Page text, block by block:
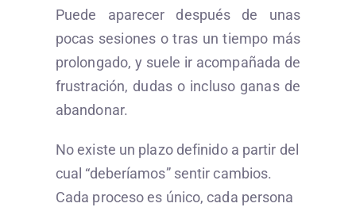
Puede aparecer después de unas
pocas sesiones o tras un tiempo más
prolongado, y suele ir acompañada de
frustración, dudas o incluso ganas de
abandonar.
No existe un plazo definido a partir del
cual “deberíamos” sentir cambios.
Cada proceso es único, cada persona